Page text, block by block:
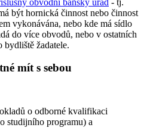
být hornická činnost nebo činnost
vykonávána, nebo kde má sídlo
do více obvodů, nebo v ostatních
bydliště žadatele.
mít s sebou
o odborné kvalifikaci
studijního programu) a